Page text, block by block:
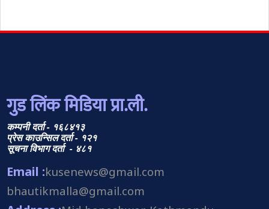
गुड लिंक मिडिया प्रा.ली.
कम्पनी दर्ता - १६८४१३
प्रेस काउन्सिल दर्ता - १२१
सूचना विभाग दर्ता - ४८१
Email :kusenews@gmail.com
bhautikmalla@gmail.com